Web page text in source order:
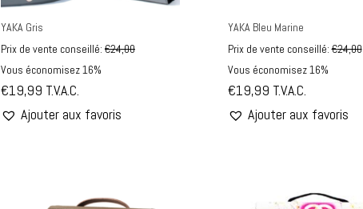
YAKA Gris
Prix de vente conseillé: €24,00
Vous économisez 16%
€19,99 T.V.A.C.
Ajouter aux favoris
YAKA Bleu Marine
Prix de vente conseillé:€24,00
Vous économisez 16%
€19,99 T.V.A.C.
Ajouter aux favoris